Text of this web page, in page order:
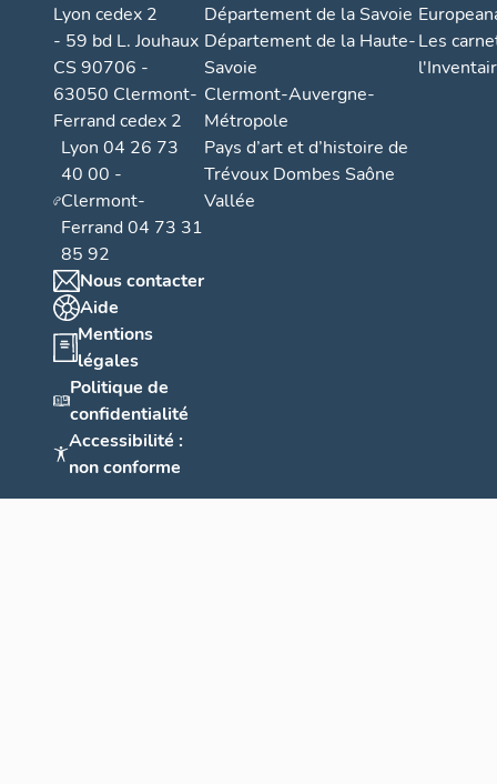
Lyon cedex 2
- 59 bd L. Jouhaux
CS 90706 -
63050 Clermont-
Ferrand cedex 2
Lyon 04 26 73
40 00 -
Clermont-
Ferrand 04 73 31
85 92
Nous contacter
Aide
Mentions
légales
Politique de
confidentialité
Accessibilité :
non conforme
Département de la Savoie
Département de la Haute-
Savoie
Clermont-Auvergne-
Métropole
Pays d’art et d’histoire de
Trévoux Dombes Saône
Vallée
Les